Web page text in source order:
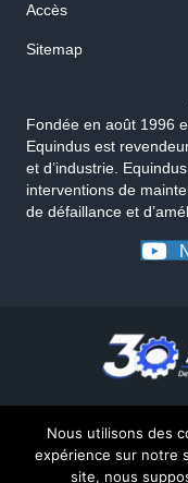
Accès
Sitemap
Fondée en août 1996
Equindus est
et d’industrie.
interventions de
de défaillance et
Nous utilisons des
expérience sur notre
site, nous